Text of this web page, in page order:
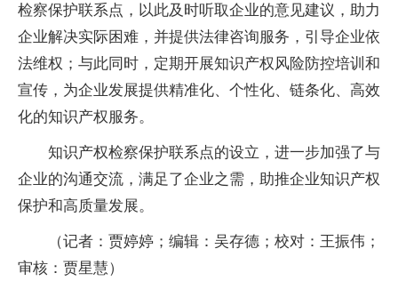
检察保护联系点，以此及时听取企业的意见建议，助力
企业解决实际困难，并提供法律咨询服务，引导企业依
法维权；与此同时，定期开展知识产权风险防控培训和
宣传，为企业发展提供精准化、个性化、链条化、高效
化的知识产权服务。
知识产权检察保护联系点的设立，进一步加强了与
企业的沟通交流，满足了企业之需，助推企业知识产权
保护和高质量发展。
（记者：贾婷婷；编辑：吴存德；校对：王振伟；
审核：贾星慧）